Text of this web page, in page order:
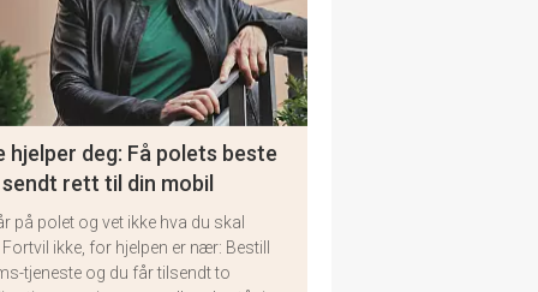
hjelper deg: Få polets beste
sendt rett til din mobil
på polet og vet ikke hva du skal
Fortvil ikke, for hjelpen er nær: Bestill
tjeneste og du får tilsendt to